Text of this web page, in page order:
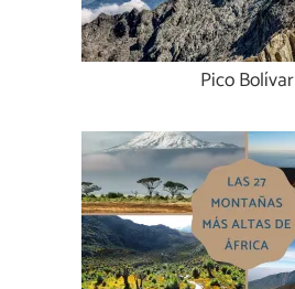
Pico Bolívar